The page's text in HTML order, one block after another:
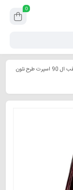
0
/ چراغ غقب ال 90 اسپرت طرح نئون